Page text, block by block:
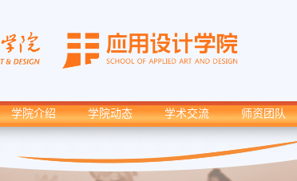
学院介绍 学院动态 学术交流 师资团队